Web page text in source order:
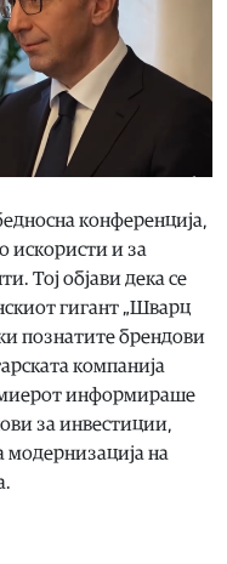
конференција,
искористи и за
Тој објави дека се
гигант „Шварц
познатите брендови
компанија
информираше
за инвестиции,
модернизација на